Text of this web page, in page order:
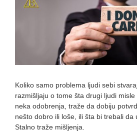
Larger
Koliko samo problema ljudi sebi
razmišljaju o tome šta drugi ljudi
neka odobrenja, traže da dobiju
nešto dobro ili loše, ili šta bi trebali da
Stalno traže mišljenja.